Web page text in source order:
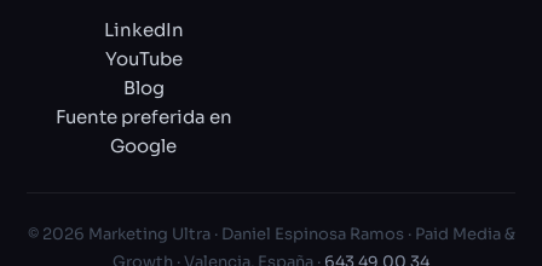
LinkedIn
YouTube
Blog
Fuente preferida en
Google
© 2026 Marketing Ultra · Daniel Espinosa Ramos · Paid Media &
Growth · Valencia, España · 643 49 00 34